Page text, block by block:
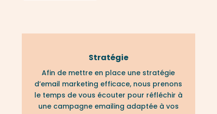
Stratégie
Afin de mettre en place une stratégie
d’email marketing efficace, nous prenons
le temps de vous écouter pour réfléchir à
une campagne emailing adaptée à vos